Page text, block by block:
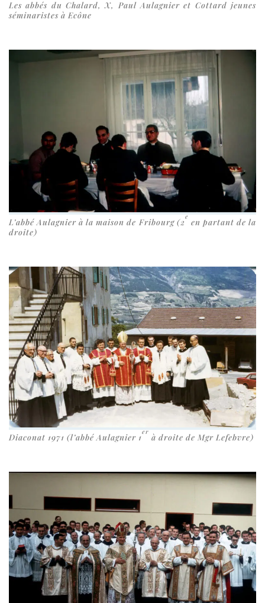
Les abbés du Chalard, X, Paul Aulagnier et Cottard jeunes
sémi­na­ristes à Ecône
L’abbé Aulagnier à la mai­son de Fribourg (2
e
en par­tant de la
droite)
Diaconat 1971 (l’ab­bé Aulagnier 1
er
à droite de Mgr Lefebvre)